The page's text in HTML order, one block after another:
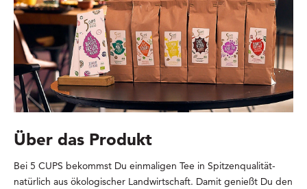
Über das Produkt
Bei 5 CUPS bekommst Du einmaligen Tee in Spitzenqualität-
natürlich aus ökologischer Landwirtschaft. Damit genießt Du den